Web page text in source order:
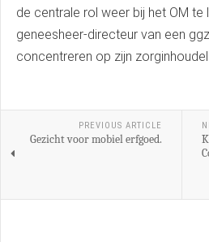
de centrale rol weer bij het OM te
geneesheer-directeur van een
concentreren op zijn
PREVIOUS ARTICLE
Gezicht voor mobiel erfgoed.